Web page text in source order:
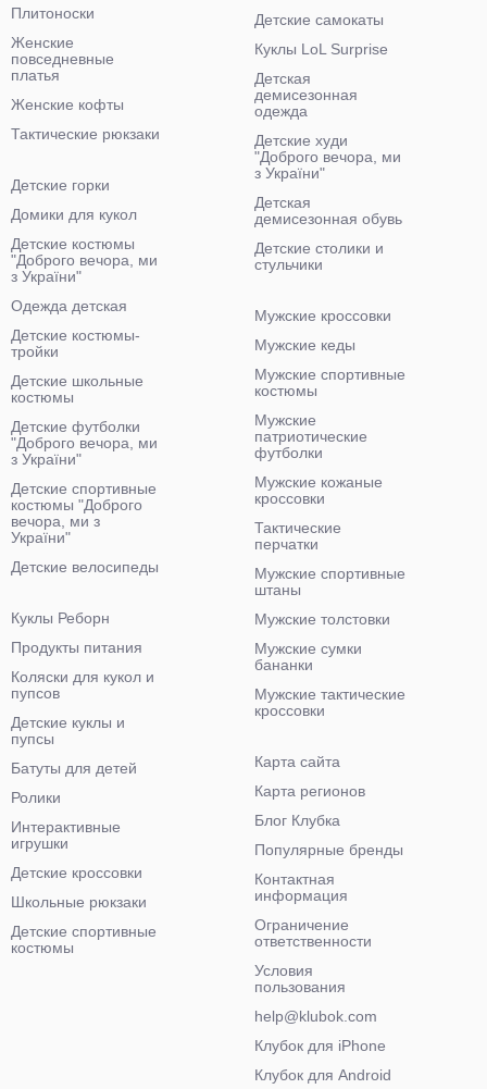
Плитоноски
Женские
повседневные
платья
Женские кофты
Тактические рюкзаки
Детские самокаты
Куклы LoL Surprise
Детская
демисезонная
одежда
Детские худи
"Доброго вечора, ми
з України"
Детская
демисезонная обувь
Детские столики и
стульчики
Детские горки
Домики для кукол
Детские костюмы
"Доброго вечора, ми
з України"
Одежда детская
Детские костюмы-
тройки
Детские школьные
костюмы
Детские футболки
"Доброго вечора, ми
з України"
Детские спортивные
костюмы "Доброго
вечора, ми з
України"
Детские велосипеды
Мужские кроссовки
Мужские кеды
Мужские спортивные
костюмы
Мужские
патриотические
футболки
Мужские кожаные
кроссовки
Тактические
перчатки
Мужские спортивные
штаны
Мужские толстовки
Мужские сумки
бананки
Мужские тактические
кроссовки
Куклы Реборн
Продукты питания
Коляски для кукол и
пупсов
Детские куклы и
пупсы
Батуты для детей
Ролики
Интерактивные
игрушки
Детские кроссовки
Школьные рюкзаки
Детские спортивные
костюмы
Карта сайта
Карта регионов
Блог Клубка
Популярные бренды
Контактная
информация
Ограничение
ответственности
Условия
пользования
help@klubok.com
Клубок для iPhone
Клубок для Android